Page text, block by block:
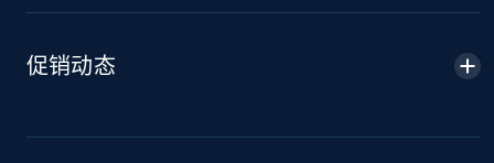
price, Final price, Discount percent, and more.
5.4K+
促销动态